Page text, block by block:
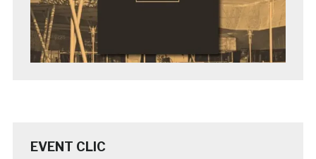
EVENT CLIC